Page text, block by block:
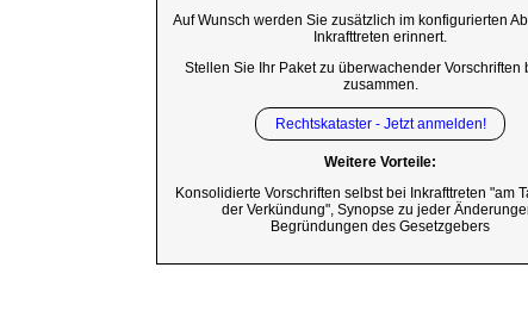
Auf Wunsch werden Sie zusätzlich im konfigurierten
Inkrafttreten erinnert.
Stellen Sie Ihr Paket zu überwachender Vorschriften
zusammen.
Rechtskataster - Jetzt anmelden!
Weitere Vorteile:
Konsolidierte Vorschriften selbst bei Inkrafttreten "am
der Verkündung", Synopse zu jeder
Begründungen des Gesetzgebers